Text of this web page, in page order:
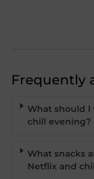
Frequently
What should I
chill evening?
What snacks
Netflix and